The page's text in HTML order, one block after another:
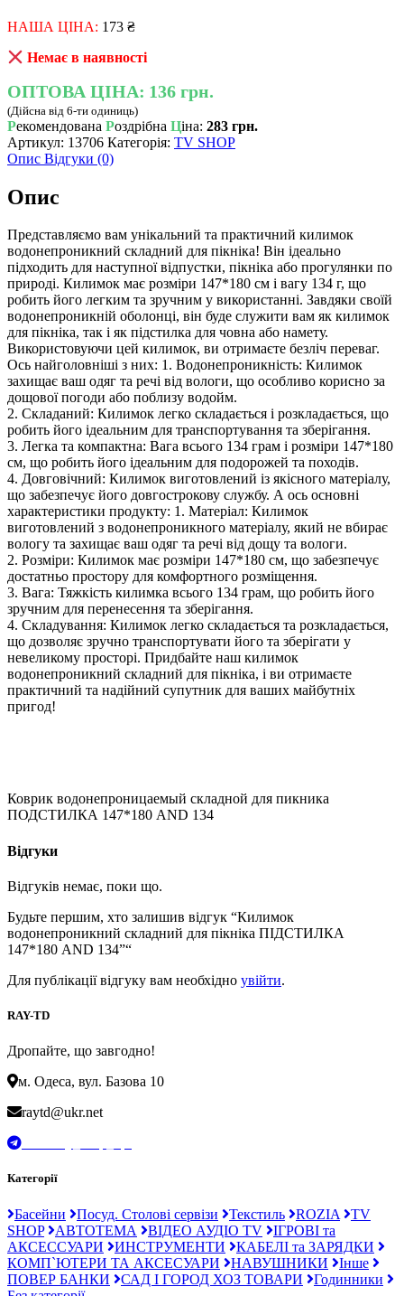
НАША ЦІНА: 173 ₴
Немає в наявності
ОПТОВА ЦІНА: 136 грн.
(Дійсна від 6-ти одиниць)
Рекомендована Роздрібна Ціна: 283 грн.
Артикул: 13706 Категорія: TV SHOP
Опис Відгуки (0)
Опис
Представляємо вам унікальний та практичний килимок
водонепроникний складний для пікніка! Він ідеально
підходить для наступної відпустки, пікніка або прогулянки по
природі. Килимок має розміри 147*180 см і вагу 134 г, що
робить його легким та зручним у використанні. Завдяки своїй
водонепроникній оболонці, він буде служити вам як килимок
для пікніка, так і як підстилка для човна або намету.
Використовуючи цей килимок, ви отримаєте безліч переваг.
Ось найголовніші з них: 1. Водонепроникність: Килимок
захищає ваш одяг та речі від вологи, що особливо корисно за
дощової погоди або поблизу водойм.
2. Складаний: Килимок легко складається і розкладається, що
робить його ідеальним для транспортування та зберігання.
3. Легка та компактна: Вага всього 134 грам і розміри 147*180
см, що робить його ідеальним для подорожей та походів.
4. Довговічний: Килимок виготовлений із якісного матеріалу,
що забезпечує його довгострокову службу. А ось основні
характеристики продукту: 1. Матеріал: Килимок
виготовлений з водонепроникного матеріалу, який не вбирає
вологу та захищає ваш одяг та речі від дощу та вологи.
2. Розміри: Килимок має розміри 147*180 см, що забезпечує
достатньо простору для комфортного розміщення.
3. Вага: Тяжкість килимка всього 134 грам, що робить його
зручним для перенесення та зберігання.
4. Складування: Килимок легко складається та розкладається,
що дозволяє зручно транспортувати його та зберігати у
невеликому просторі. Придбайте наш килимок
водонепроникний складний для пікніка, і ви отримаєте
практичний та надійний супутник для ваших майбутніх
пригод!
Коврик водонепроницаемый складной для пикника
ПОДСТИЛКА 147*180 AND 134
Відгуки
Відгуків немає, поки що.
Будьте першим, хто залишив відгук “Килимок
водонепроникний складний для пікніка ПІДСТИЛКА
147*180 AND 134”“
Для публікації відгуку вам необхідно увійти.
RAY-TD
Дропайте, що завгодно!
м. Одеса, вул. Базова 10
raytd@ukr.net
Категорії
Басейни Посуд. Столові сервізи Текстиль ROZIA
TV
SHOP
АВТОТЕМА ВІДЕО АУДІО TV
ІГРОВІ та
АКСЕССУАРИ
ИНСТРУМЕНТИ
КАБЕЛІ та ЗАРЯДКИ
КОМП`ЮТЕРИ ТА АКСЕСУАРИ
НАВУШНИКИ
Інше
ПОВЕР БАНКИ
САД І ГОРОД ХОЗ ТОВАРИ
Годинники